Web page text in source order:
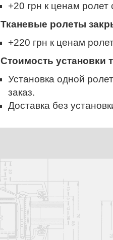
+20 грн к ценам
Тканевые ролеты
+220 грн к ценам
Стоимость установки
Установка одной
заказ.
Доставка без